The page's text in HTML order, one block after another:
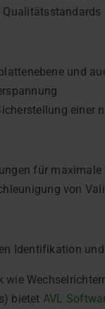
Qualitätsstandards
und
einer
für maximale
von
Identifikation
bietet AVL